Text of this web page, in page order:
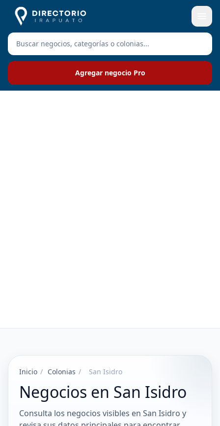
Agregar negocio Pro
Inicio / Colonias / San Isidro
Negocios en San Isidro
Consulta los negocios visibles en San Isidro y